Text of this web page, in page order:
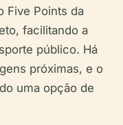
Five Points da
facilitando a
público. Há
próximas, e o
uma opção de